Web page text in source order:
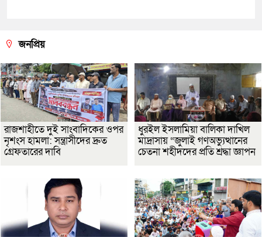
জনপ্রিয়
রাজশাহীতে দুই সাংবাদিকের ওপর
নৃশংস হামলা: সন্ত্রাসীদের দ্রুত
গ্রেফতারের দাবি
ধুরইল ইসলামিয়া বালিকা দাখিল
মাদ্রাসায় “জুলাই গণঅভ্যুত্থানের
চেতনা শহীদদের প্রতি শ্রদ্ধা জ্ঞাপন